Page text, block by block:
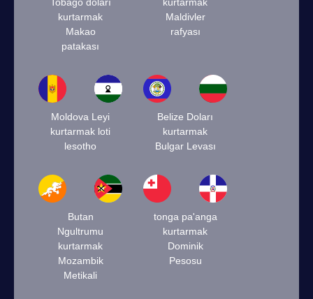
kurtarmak
Makao
patakası
Maldivler
rafyası
Moldova Leyi
kurtarmak loti
lesotho
Belize Doları
kurtarmak
Bulgar Levası
Butan
Ngultrumu
kurtarmak
Mozambik
Metikali
tonga pa'anga
kurtarmak
Dominik
Pesosu